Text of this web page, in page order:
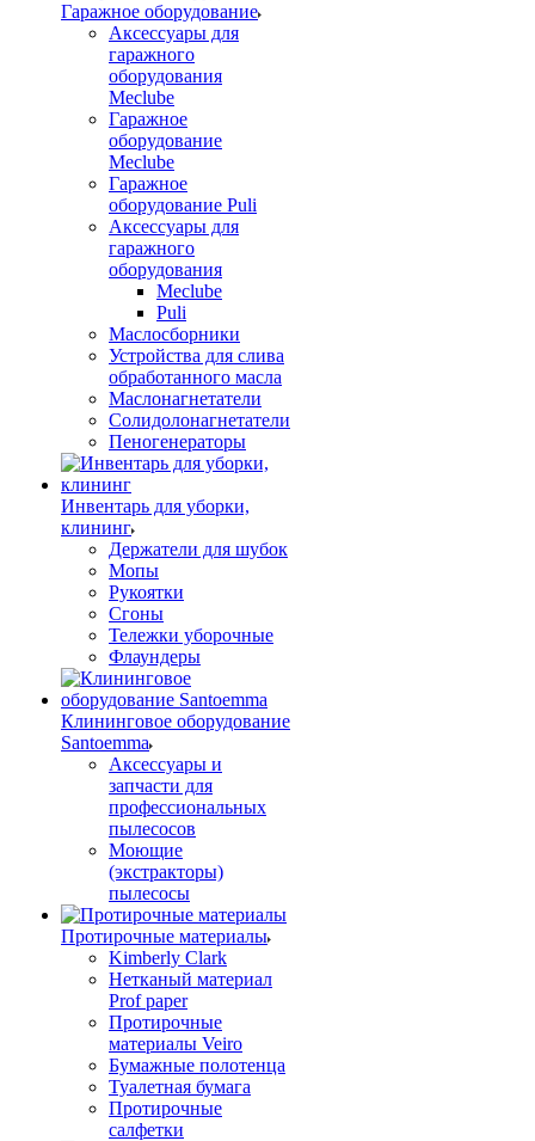
Гаражное оборудование
Аксессуары для
гаражного
оборудования
Meclube
Гаражное
оборудование
Meclube
Гаражное
оборудование Puli
Аксессуары для
гаражного
оборудования
Meclube
Puli
Маслосборники
Устройства для слива
обработанного масла
Маслонагнетатели
Солидолонагнетатели
Пеногенераторы
Инвентарь для уборки,
клининг
Держатели для шубок
Мопы
Рукоятки
Сгоны
Тележки уборочные
Флаундеры
Клининговое оборудование
Santoemma
Аксессуары и
запчасти для
профессиональных
пылесосов
Моющие
(экстракторы)
пылесосы
Протирочные материалы
Kimberly Clark
Нетканый материал
Prof paper
Протирочные
материалы Veiro
Бумажные полотенца
Туалетная бумага
Протирочные
салфетки